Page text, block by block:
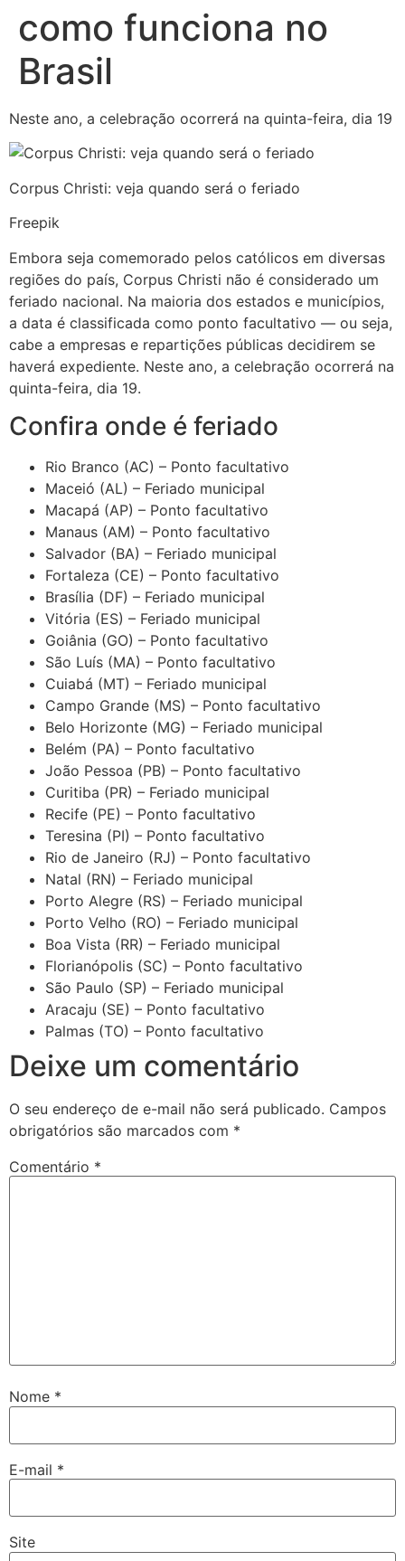
como funciona no
Brasil
Neste ano, a celebração ocorrerá na quinta-feira, dia 19
Corpus Christi: veja quando será o feriado
Freepik
Embora seja comemorado pelos católicos em diversas
regiões do país, Corpus Christi não é considerado um
feriado nacional. Na maioria dos estados e municípios,
a data é classificada como ponto facultativo — ou seja,
cabe a empresas e repartições públicas decidirem se
haverá expediente. Neste ano, a celebração ocorrerá na
quinta-feira, dia 19.
Confira onde é feriado
Rio Branco (AC) – Ponto facultativo
Maceió (AL) – Feriado municipal
Macapá (AP) – Ponto facultativo
Manaus (AM) – Ponto facultativo
Salvador (BA) – Feriado municipal
Fortaleza (CE) – Ponto facultativo
Brasília (DF) – Feriado municipal
Vitória (ES) – Feriado municipal
Goiânia (GO) – Ponto facultativo
São Luís (MA) – Ponto facultativo
Cuiabá (MT) – Feriado municipal
Campo Grande (MS) – Ponto facultativo
Belo Horizonte (MG) – Feriado municipal
Belém (PA) – Ponto facultativo
João Pessoa (PB) – Ponto facultativo
Curitiba (PR) – Feriado municipal
Recife (PE) – Ponto facultativo
Teresina (PI) – Ponto facultativo
Rio de Janeiro (RJ) – Ponto facultativo
Natal (RN) – Feriado municipal
Porto Alegre (RS) – Feriado municipal
Porto Velho (RO) – Feriado municipal
Boa Vista (RR) – Feriado municipal
Florianópolis (SC) – Ponto facultativo
São Paulo (SP) – Feriado municipal
Aracaju (SE) – Ponto facultativo
Palmas (TO) – Ponto facultativo
Deixe um comentário
O seu endereço de e-mail não será publicado. Campos
obrigatórios são marcados com *
Comentário *
Nome *
E-mail *
Site